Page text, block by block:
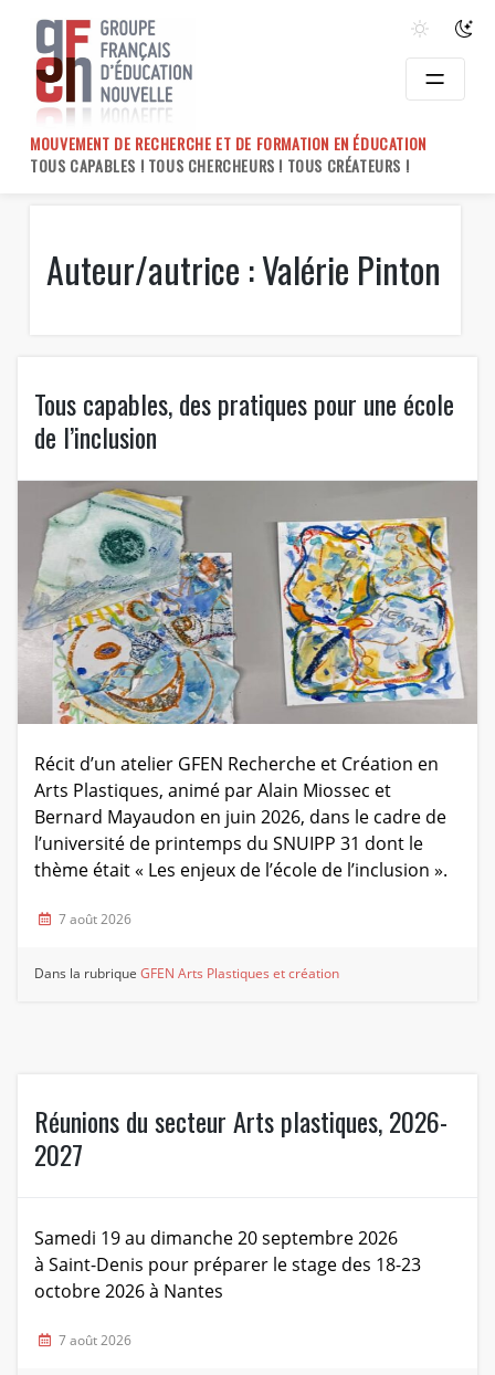
content
MOUVEMENT DE RECHERCHE ET DE FORMATION EN ÉDUCATION
TOUS CAPABLES ! TOUS CHERCHEURS ! TOUS CRÉATEURS !
Auteur/autrice :Valérie Pinton
Tous capables, des pratiques pour une école
de l’inclusion
Récit d’un atelier GFEN Recherche et Création en
Arts Plastiques, animé par Alain Miossec et
Bernard Mayaudon en juin 2026, dans le cadre de
l’université de printemps du SNUIPP 31 dont le
thème était « Les enjeux de l’école de l’inclusion ».
7 août 2026
Dans la rubriqueGFEN Arts Plastiques et création
Réunions du secteur Arts plastiques, 2026-
2027
Samedi 19 au dimanche 20 septembre 2026
à Saint-Denis pour préparer le stage des 18-23
octobre 2026 à Nantes
7 août 2026